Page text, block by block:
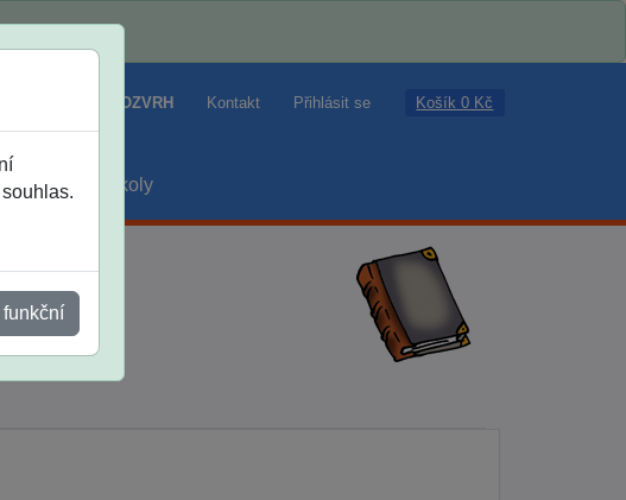
ROZVRH Kontakt Přihlásit se Košík 0 Kč
prázdniny školy
funkční